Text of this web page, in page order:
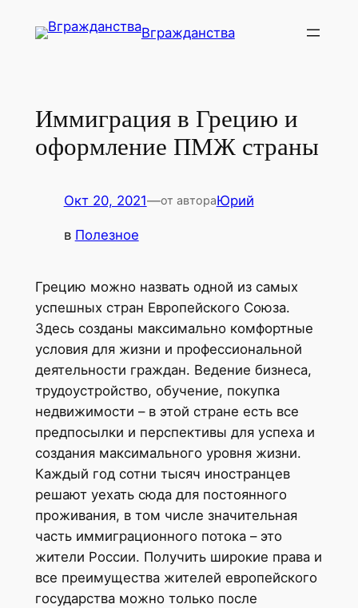
Вгражданства
Иммиграция в Грецию и
оформление ПМЖ страны
Окт 20, 2021—от автораЮрий
в Полезное
Грецию можно назвать одной из самых
успешных стран Европейского Союза.
Здесь созданы максимально комфортные
условия для жизни и профессиональной
деятельности граждан. Ведение бизнеса,
трудоустройство, обучение, покупка
недвижимости – в этой стране есть все
предпосылки и перспективы для успеха и
создания максимального уровня жизни.
Каждый год сотни тысяч иностранцев
решают уехать сюда для постоянного
проживания, в том числе значительная
часть иммиграционного потока – это
жители России. Получить широкие права и
все преимущества жителей европейского
государства можно только после